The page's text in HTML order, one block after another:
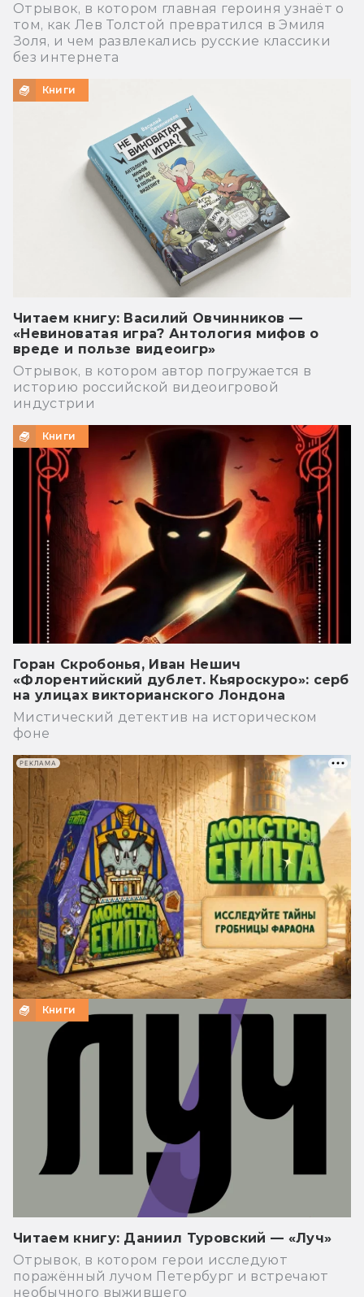
Отрывок, в котором главная героиня узнаёт о
том, как Лев Толстой превратился в Эмиля
Золя, и чем развлекались русские классики
без интернета
Книги
Читаем книгу: Василий Овчинников —
«Невиноватая игра? Антология мифов о
вреде и пользе видеоигр»
Отрывок, в котором автор погружается в
историю российской видеоигровой
индустрии
Книги
Горан Скробонья, Иван Нешич
«Флорентийский дублет. Кьяроскуро»: серб
на улицах викторианского Лондона
Мистический детектив на историческом
фоне
Книги
Читаем книгу: Даниил Туровский — «Луч»
Отрывок, в котором герои исследуют
поражённый лучом Петербург и встречают
необычного выжившего
РЕКЛАМА